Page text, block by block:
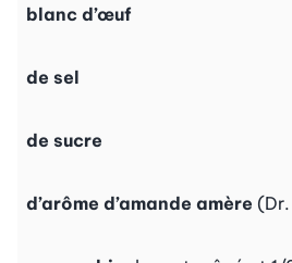
blanc d’œuf
de sel
de sucre
d’arôme d’amande amère